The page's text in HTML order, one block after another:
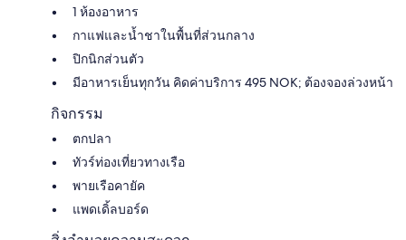
1 ห้องอาหาร
กาแฟและน้ำชาในพื้นที่ส่วนกลาง
ปิกนิกส่วนตัว
มีอาหารเย็นทุกวัน คิดค่าบริการ 495 NOK; ต้องจองล่วงหน้า
กิจกรรม
ตกปลา
ทัวร์ท่องเที่ยวทางเรือ
พายเรือคายัค
แพดเดิ้ลบอร์ด